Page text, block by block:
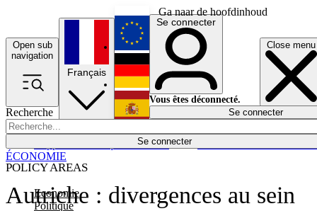
Ga naar de hoofdinhoud
Open sub
navigation
Close menu
Recherche
Se connecter
POLICY AREAS
Economie
Politique
Économie
Français
English
Deutsch
Español
Se connecter
Vous êtes déconnecté.
Se connecter
Autriche : divergences au sein
ÉCONOMIE